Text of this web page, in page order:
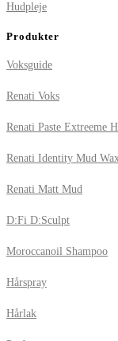
Hudpleje
Produkter
Voksguide
Renati Voks
Renati Paste Extreeme
Renati Identity Mud
Renati Matt Mud
D:Fi D:Sculpt
Moroccanoil Shampoo
Hårspray
Hårlak